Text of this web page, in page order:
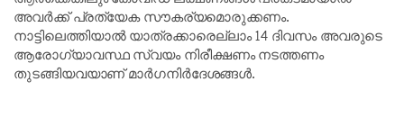
അവർക്ക് പ്രത്യേക സൗകര്യമൊരുക്കണം.
നാട്ടിലെത്തിയാൽ യാത്രക്കാരെല്ലാം 14 ദിവസം അവരുടെ
ആരോഗ്യാവസ്ഥ സ്വയം നിരീക്ഷണം നടത്തണം
തുടങ്ങിയവയാണ് മാർഗനിർദേശങ്ങൾ.